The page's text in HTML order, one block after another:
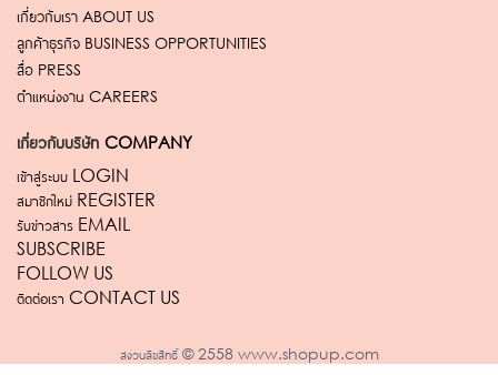
เกี่ยวกับเรา ABOUT US
ลูกค้าธุรกิจ BUSINESS OPPORTUNITIES
สื่อ PRESS
ตำแหน่งงาน CAREERS
เกี่ยวกับบริษัท COMPANY
เข้าสู่ระบบ LOGIN
สมาชิกใหม่ REGISTER
รับข่าวสาร EMAIL
SUBSCRIBE
FOLLOW US
ติดต่อเรา CONTACT US
สงวนลิขสิทธิ์ © 2558 www.shopup.com